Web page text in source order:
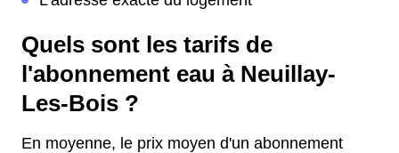
Quels sont les tarifs de
l'abonnement eau à Neuillay-
Les-Bois ?
En moyenne, le prix moyen d'un abonnement